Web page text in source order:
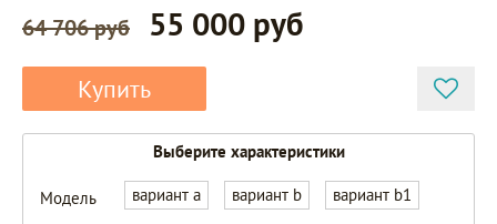
64 706 руб 55 000 руб
Купить
Выберите характеристики
Модель вариант a вариант b вариант b1